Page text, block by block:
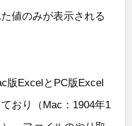
値のみが表示される
版ExcelとPC版Excel
おり（Mac：1904年1